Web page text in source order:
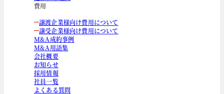
費用
譲渡企業様向け費用について
譲受企業様向け費用について
M&A成約事例
M&A用語集
会社概要
お知らせ
採用情報
社員一覧
よくある質問